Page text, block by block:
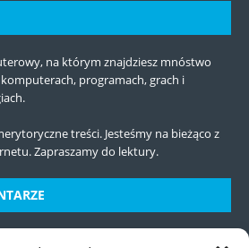
na którym znajdziesz mnóstwo
programach, grach i
treści. Jesteśmy na bieżąco z
Zapraszamy do lektury.